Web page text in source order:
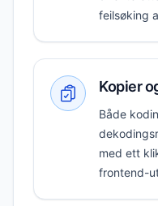
feilsøking
Kopier
Både
med ett
frontend-